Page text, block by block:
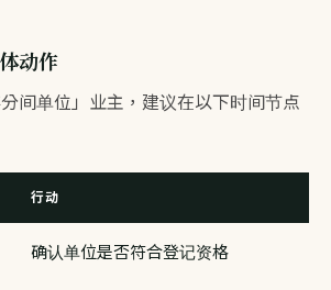
动作
间单位」业主，建议在以下时间节点
行动
确认单位是否符合登记资格